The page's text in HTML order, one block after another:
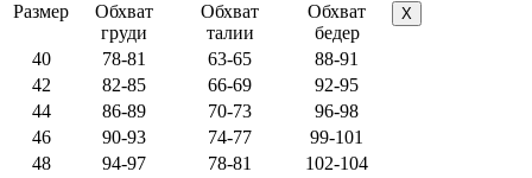
Размер
Обхват
груди
Обхват
талии
Обхват
бедер
X
40 78-81 63-65
88-91
42
82-85 66-69
92-95
44
86-89 70-73
96-98
46
90-93 74-77
99-101
48
94-97 78-81
102-104